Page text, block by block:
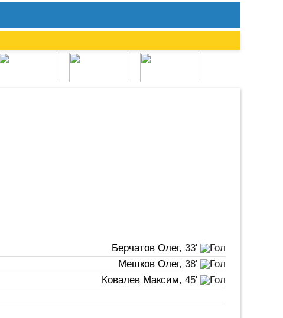
Берчатов Олег, 33'
Мешков Олег, 38'
Ковалев Максим, 45'